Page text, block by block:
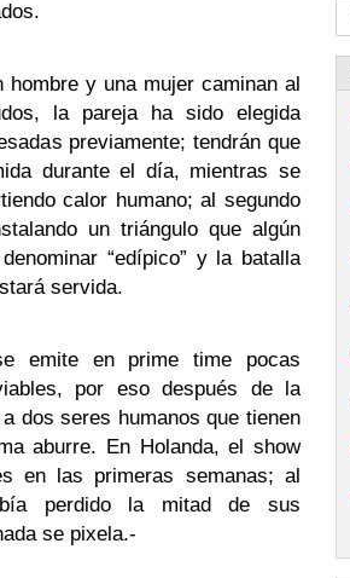
y una mujer caminan al
la pareja ha sido elegida
previamente; tendrán que
durante el día, mientras se
calor humano; al segundo
un triángulo que algún
“edípico” y la batalla
servida.
emite en prime time pocas
por eso después de la
dos seres humanos que tienen
aburre. En Holanda, el show
en las primeras semanas; al
perdido la mitad de sus
se pixela.-